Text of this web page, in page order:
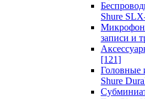
Shure
записи и
[121]
Головные
Shure